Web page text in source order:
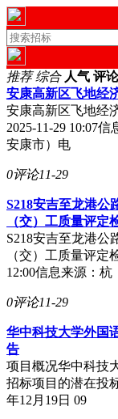
推荐 综合 人气 评论
安康高新区飞地经
安康高新区飞地经
2025-11-29 10:07
安康市）电
0评论11-29
S218安吉至龙港公
（交）工质量评定
S218安吉至龙港公
（交）工质量评定
12:00信息来源：杭
0评论11-29
华中科技大学外国
告
项目概况华中科技
招标项目的潜在投
年12月19日 09